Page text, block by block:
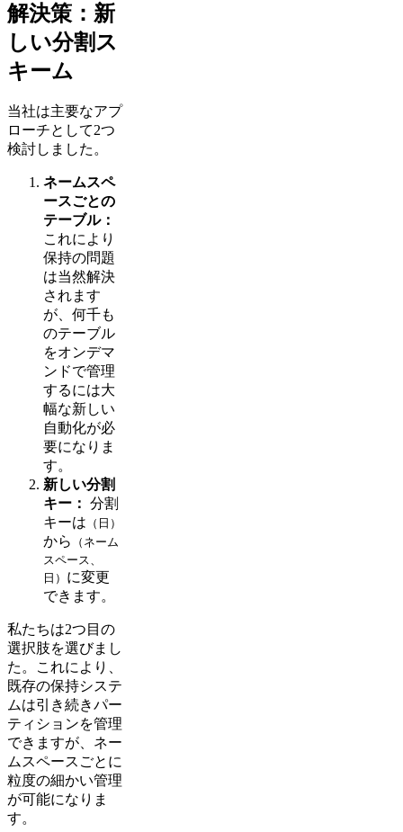
解決策：新
しい分割ス
キーム
当社は主要なアプ
ローチとして2つ
検討しました。
ネームスペ
ースごとの
テーブル：
これにより
保持の問題
は当然解決
されます
が、何千も
のテーブル
をオンデマ
ンドで管理
するには大
幅な新しい
自動化が必
要になりま
す。
新しい分割
キー： 分割
キーは （日）
から
（ネーム
スペース、
日） に変更
できます。
私たちは2つ目の
選択肢を選びまし
た。これにより、
既存の保持システ
ムは引き続きパー
ティションを管理
できますが、ネー
ムスペースごとに
粒度の細かい管理
が可能になりま
す。